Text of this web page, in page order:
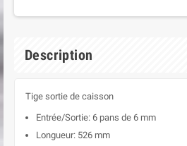
Description
Tige sortie de caisson
Entrée/Sortie: 6 pans de 6 mm
Longueur: 526 mm